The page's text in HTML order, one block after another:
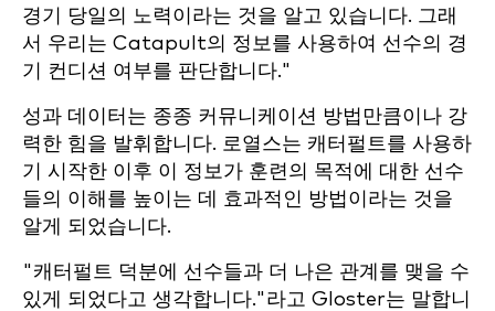
경기 당일의 노력이라는 것을 알고 있습니다. 그래
서 우리는 Catapult의 정보를 사용하여 선수의 경
기 컨디션 여부를 판단합니다."
성과 데이터는 종종 커뮤니케이션 방법만큼이나 강
력한 힘을 발휘합니다. 로열스는 캐터펄트를 사용하
기 시작한 이후 이 정보가 훈련의 목적에 대한 선수
들의 이해를 높이는 데 효과적인 방법이라는 것을
알게 되었습니다.
"캐터펄트 덕분에 선수들과 더 나은 관계를 맺을 수
있게 되었다고 생각합니다."라고 Gloster는 말합니